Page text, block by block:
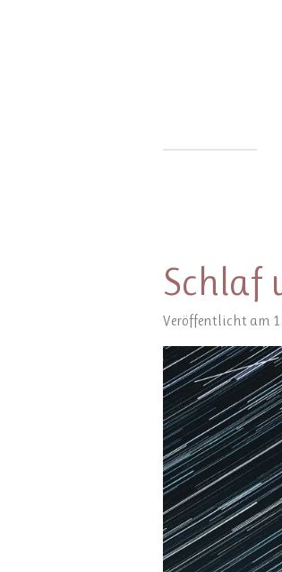
Schlaf
Veröffentlicht am